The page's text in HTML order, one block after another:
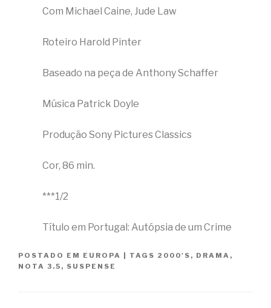
Com Michael Caine, Jude Law
Roteiro Harold Pinter
Baseado na peça de Anthony Schaffer
Música Patrick Doyle
Produção Sony Pictures Classics
Cor, 86 min.
***1/2
Título em Portugal: Autópsia de um Crime
POSTADO EM EUROPA | TAGS 2000'S , DRAMA ,
NOTA 3.5 , SUSPENSE